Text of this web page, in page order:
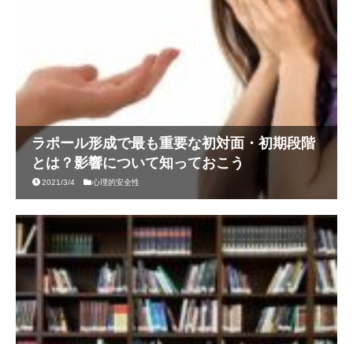
ラポール形成で最も重要な初対面・初期段階
とは？影響について知っておこう
2021/3/4 心理的安全性